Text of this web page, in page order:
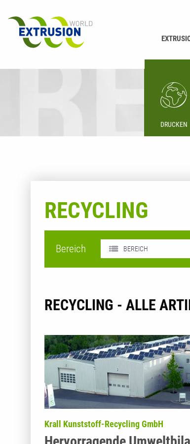
DRUCKEN
RECYCLING
Bereich BEREICH
RECYCLING - ALLE
Krall Kunststoff-Recycling GmbH